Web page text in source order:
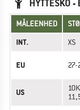
HYTTESKO
MÅLEENHED
INT. XS
EU 27-
US